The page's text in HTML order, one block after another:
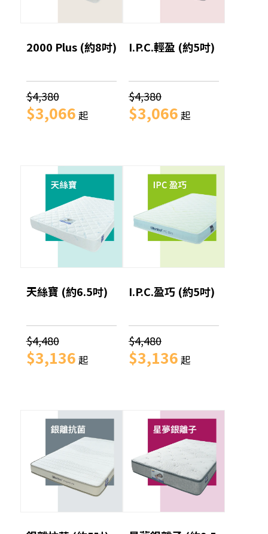
2000 Plus (約8吋)
$4,380
$3,066 起
I.P.C.輕盈 (約5吋)
$4,380
$3,066 起
天絲寶 (約6.5吋)
$4,480
$3,136 起
I.P.C.盈巧 (約5吋)
$4,480
$3,136 起